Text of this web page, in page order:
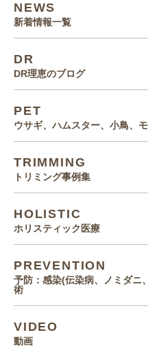
NEWS
新着情報一覧
DR
DR理恵のブログ
PET
ウサギ、ハムスター、小鳥、
TRIMMING
トリミング事例集
HOLISTIC
ホリスティック医療
PREVENTION
予防：感染(伝染病、ノミダニ
術
VIDEO
動画